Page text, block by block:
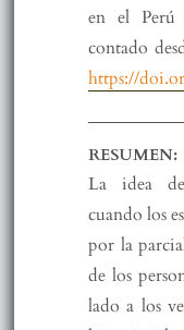
en el
contado
https://
RESUMEN:
La idea
cuando los
por la
de los
lado a los